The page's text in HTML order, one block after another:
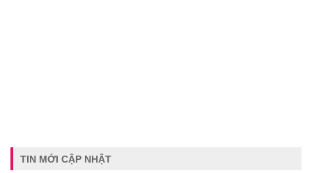
TIN MỚI CẬP NHẬT